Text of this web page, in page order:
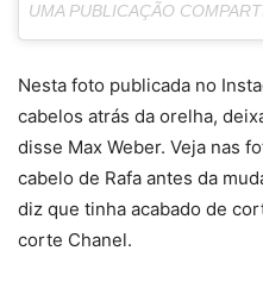
UMA PUBLICAÇÃO
Nesta foto publicada no
cabelos atrás da orelha,
disse Max Weber. Veja nas
cabelo de Rafa antes da
diz que tinha acabado de
corte Chanel.